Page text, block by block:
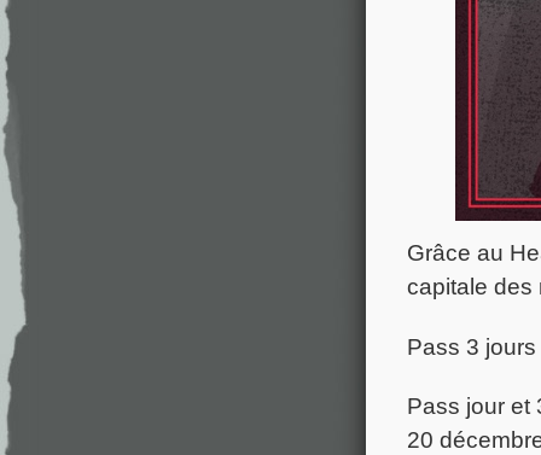
Grâce au
capitale des
Pass 3
Pass jour et
20